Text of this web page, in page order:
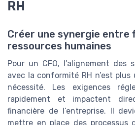
RH
Créer une synergie entre
ressources humaines
Pour un CFO, l’alignement des
avec la conformité RH n’est
nécessité. Les exigences
rapidement et impactent
financière de l’entreprise. Il
mettre en place des processus